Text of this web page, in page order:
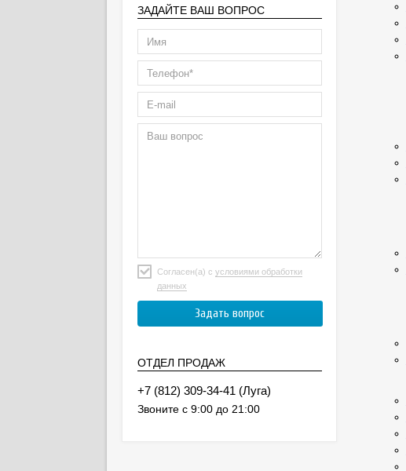
ЗАДАЙТЕ ВАШ ВОПРОС
Согласен(а) с условиями обработки
данных
ОТДЕЛ ПРОДАЖ
(Луга)
Звоните с 9:00 до 21:00